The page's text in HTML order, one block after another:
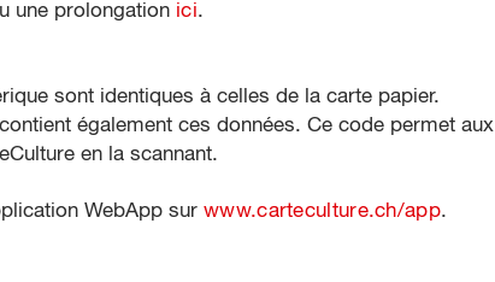
une prolongation ici.
sont identiques à celles de la carte papier.
également ces données. Ce code permet aux
en la scannant.
WebApp sur www.carteculture.ch/app.